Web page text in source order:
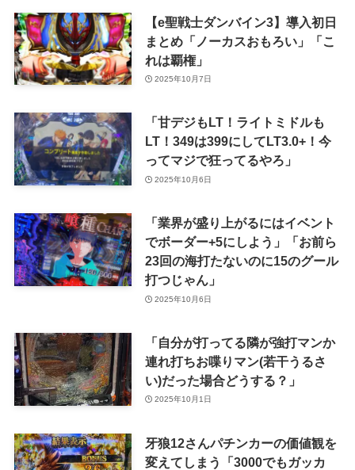
【e聖戦士ダンバイン3】導入初日
まとめ「ノーカスおもろい」「こ
れは覇権」
2025年10月7日
「甘デジもLT！ライトミドルも
LT！349は399にしてLT3.0+！今
ってマジで狂ってるやろ」
2025年10月6日
「業界が盛り上がるにはイベント
でボーダー+5にしよう」「お前ら
23回の海打たないのに15のグール
打つじゃん」
2025年10月6日
「自分が打ってる隣が強打マンか
連れ打ちお喋りマン(若干うるさ
い)だった場合どうする？」
2025年10月1日
牙狼12さんパチンカーの価値観を
変えてしまう「3000でもガッカ